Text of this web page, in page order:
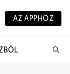
AZ APPHOZ